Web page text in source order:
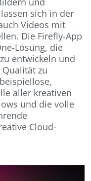
sich in der
Videos mit
Die Firefly-App
Lösung, die
entwickeln und
zu
aller kreativen
und die volle
Cloud-